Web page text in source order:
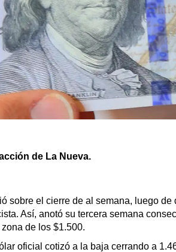
Sociedad
Tecnología
Turismo
Salud
Es viral
Loterías
Datos Útiles
Fúnebres
de La Nueva.
sobre el cierre de al semana, luego de
Así, anotó su tercera semana
de los $1.500.
oficial cotizó a la baja cerrando a